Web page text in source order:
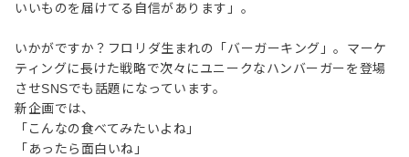
いいものを届けてる自信があります」。
いかがですか？フロリダ生まれの「バーガーキング」。マーケ
ティングに長けた戦略で次々にユニークなハンバーガーを登場
させSNSでも話題になっています。
新企画では、
「こんなの食べてみたいよね」
「あったら面白いね」